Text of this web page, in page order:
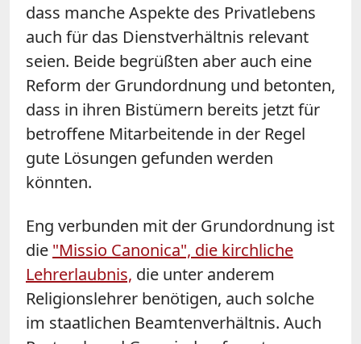
dass manche Aspekte des Privatlebens
auch für das Dienstverhältnis relevant
seien. Beide begrüßten aber auch eine
Reform der Grundordnung und betonten,
dass in ihren Bistümern bereits jetzt für
betroffene Mitarbeitende in der Regel
gute Lösungen gefunden werden
könnten.
Eng verbunden mit der Grundordnung ist
die "Missio Canonica", die kirchliche
Lehrerlaubnis, die unter anderem
Religionslehrer benötigen, auch solche
im staatlichen Beamtenverhältnis. Auch